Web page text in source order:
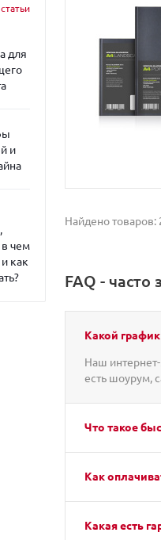
для
и
в чем
как
Найдено товаров:
FAQ -
Какой
Наш
есть шоурум,
Что такое
Как
Какая есть